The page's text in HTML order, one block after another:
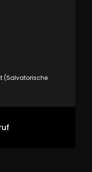
(Salvatorische